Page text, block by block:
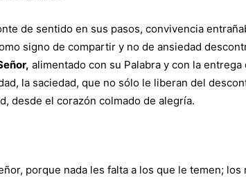
de sentido en sus pasos, convivencia
signo de compartir y no de ansiedad
alimentado con su Palabra y con la
la saciedad, que no sólo le liberan del
desde el corazón colmado de alegría.
porque nada les falta a los que le temen; los